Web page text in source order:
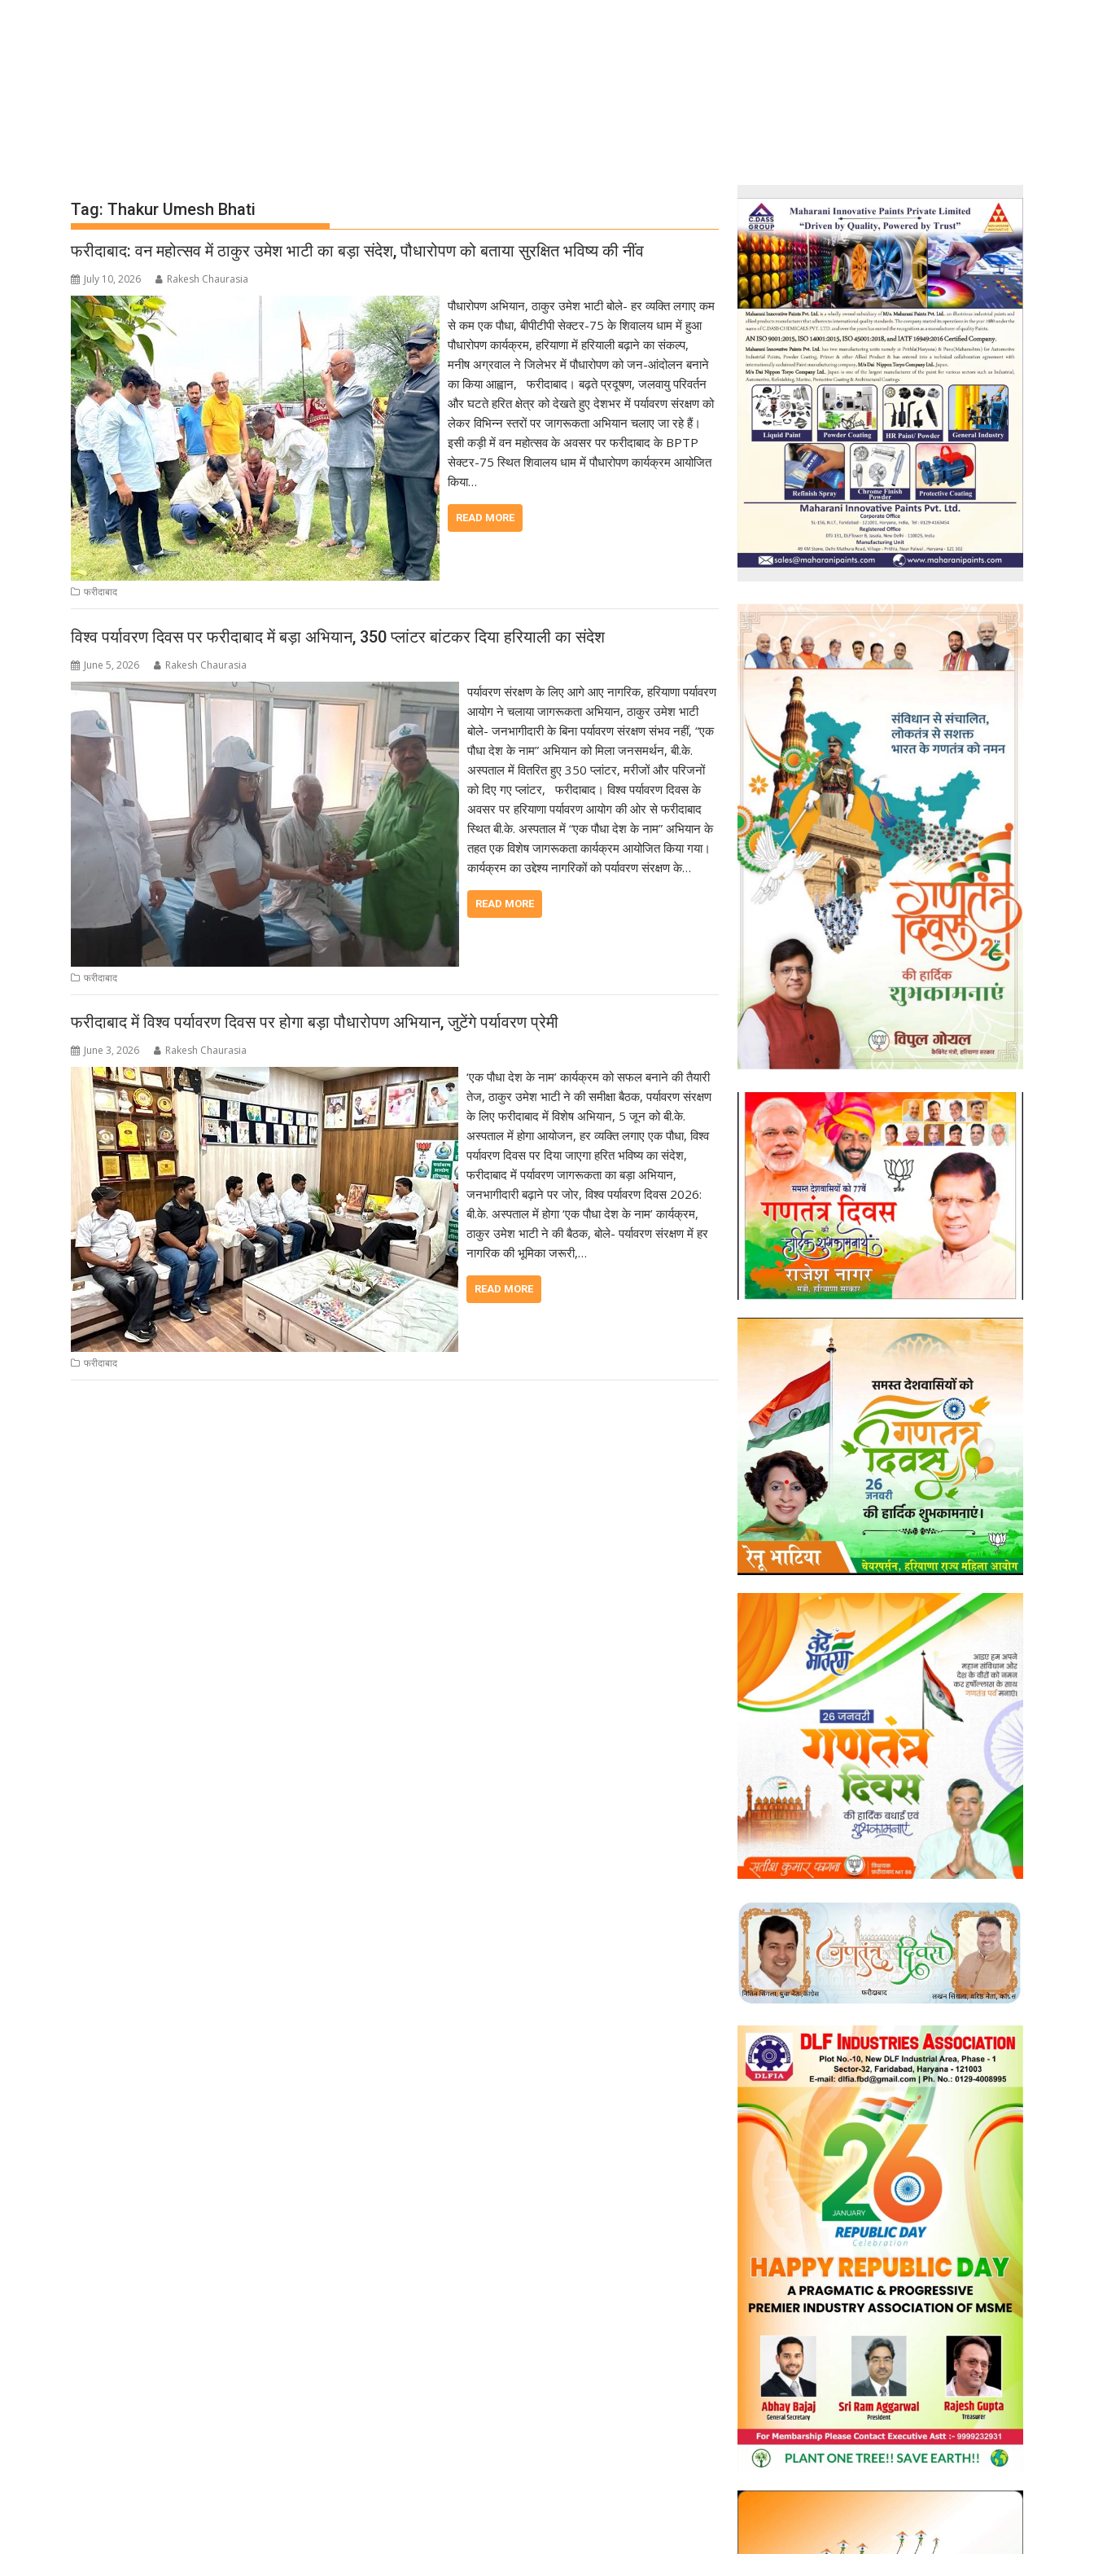
Tag: Thakur Umesh Bhati
फरीदाबाद: वन महोत्सव में ठाकुर उमेश भाटी का बड़ा संदेश, पौधारोपण को बताया सुरक्षित भविष्य की नींव
July 10, 2026 Rakesh Chaurasia
पौधारोपण अभियान, ठाकुर उमेश भाटी बोले- हर व्यक्ति लगाए कम
से कम एक पौधा, बीपीटीपी सेक्टर-75 के शिवालय धाम में हुआ
पौधारोपण कार्यक्रम, हरियाणा में हरियाली बढ़ाने का संकल्प,
मनीष अग्रवाल ने जिलेभर में पौधारोपण को जन-आंदोलन बनाने
का किया आह्वान, फरीदाबाद। बढ़ते प्रदूषण, जलवायु परिवर्तन
और घटते हरित क्षेत्र को देखते हुए देशभर में पर्यावरण संरक्षण को
लेकर विभिन्न स्तरों पर जागरूकता अभियान चलाए जा रहे हैं।
इसी कड़ी में वन महोत्सव के अवसर पर फरीदाबाद के BPTP
सेक्टर-75 स्थित शिवालय धाम में पौधारोपण कार्यक्रम आयोजित
किया…
READ MORE
फरीदाबाद
विश्व पर्यावरण दिवस पर फरीदाबाद में बड़ा अभियान, 350 प्लांटर बांटकर दिया हरियाली का संदेश
June 5, 2026 Rakesh Chaurasia
पर्यावरण संरक्षण के लिए आगे आए नागरिक, हरियाणा पर्यावरण
आयोग ने चलाया जागरूकता अभियान, ठाकुर उमेश भाटी
बोले- जनभागीदारी के बिना पर्यावरण संरक्षण संभव नहीं, “एक
पौधा देश के नाम” अभियान को मिला जनसमर्थन, बी.के.
अस्पताल में वितरित हुए 350 प्लांटर, मरीजों और परिजनों
को दिए गए प्लांटर, फरीदाबाद। विश्व पर्यावरण दिवस के
अवसर पर हरियाणा पर्यावरण आयोग की ओर से फरीदाबाद
स्थित बी.के. अस्पताल में “एक पौधा देश के नाम” अभियान के
तहत एक विशेष जागरूकता कार्यक्रम आयोजित किया गया।
कार्यक्रम का उद्देश्य नागरिकों को पर्यावरण संरक्षण के…
READ MORE
फरीदाबाद
फरीदाबाद में विश्व पर्यावरण दिवस पर होगा बड़ा पौधारोपण अभियान, जुटेंगे पर्यावरण प्रेमी
June 3, 2026 Rakesh Chaurasia
‘एक पौधा देश के नाम’ कार्यक्रम को सफल बनाने की तैयारी
तेज, ठाकुर उमेश भाटी ने की समीक्षा बैठक, पर्यावरण संरक्षण
के लिए फरीदाबाद में विशेष अभियान, 5 जून को बी.के.
अस्पताल में होगा आयोजन, हर व्यक्ति लगाए एक पौधा, विश्व
पर्यावरण दिवस पर दिया जाएगा हरित भविष्य का संदेश,
फरीदाबाद में पर्यावरण जागरूकता का बड़ा अभियान,
जनभागीदारी बढ़ाने पर जोर, विश्व पर्यावरण दिवस 2026:
बी.के. अस्पताल में होगा ‘एक पौधा देश के नाम’ कार्यक्रम,
ठाकुर उमेश भाटी ने की बैठक, बोले- पर्यावरण संरक्षण में हर
नागरिक की भूमिका जरूरी,…
READ MORE
फरीदाबाद